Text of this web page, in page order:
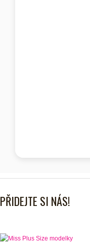
PŘIDEJTE SI NÁS!